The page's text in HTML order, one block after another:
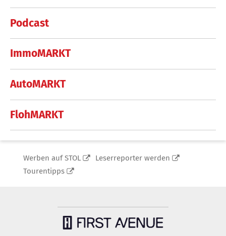
Podcast
ImmoMARKT
AutoMARKT
FlohMARKT
Werben auf STOL
Leserreporter werden
Tourentipps